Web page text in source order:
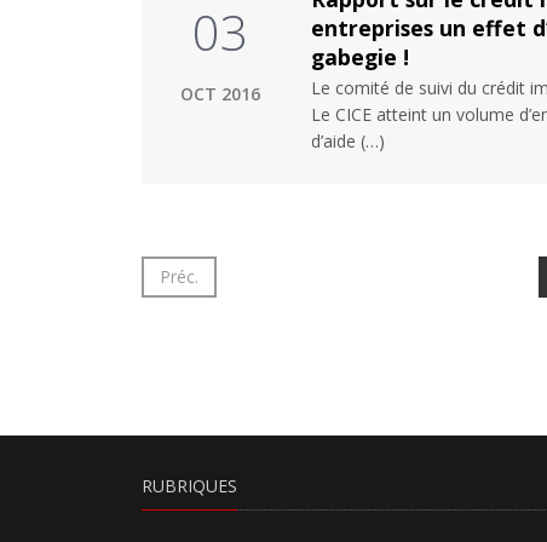
03
OCT 2016
entreprises un effet
gabegie !
Le comité de suivi du crédit
Le CICE atteint un volume
d’aide (…)
Préc.
RUBRIQUES